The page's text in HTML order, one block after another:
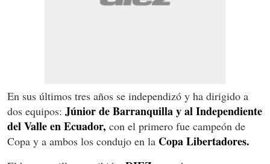
En sus últimos tres años se independizó y ha dirigido a
dos equipos: Júnior de Barranquilla y al Independiente
del Valle en Ecuador, con el primero fue campeón de
Copa y a ambos los condujo en la Copa Libertadores.